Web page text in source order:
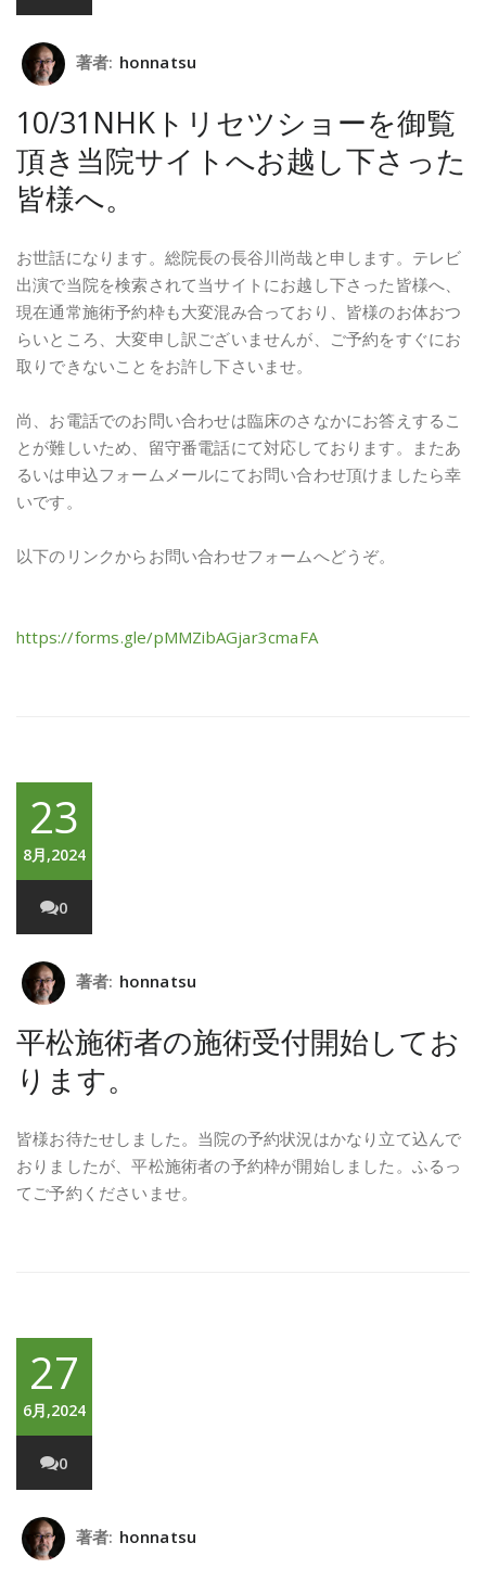
著者: honnatsu
10/31NHKトリセツショーを御覧
頂き当院サイトへお越し下さった
皆様へ。
お世話になります。総院長の長谷川尚哉と申します。テレビ
出演で当院を検索されて当サイトにお越し下さった皆様へ、
現在通常施術予約枠も大変混み合っており、皆様のお体おつ
らいところ、大変申し訳ございませんが、ご予約をすぐにお
取りできないことをお許し下さいませ。
尚、お電話でのお問い合わせは臨床のさなかにお答えするこ
とが難しいため、留守番電話にて対応しております。またあ
るいは申込フォームメールにてお問い合わせ頂けましたら幸
いです。
以下のリンクからお問い合わせフォームへどうぞ。
https://forms.gle/pMMZibAGjar3cmaFA
23
8月,2024
0
著者: honnatsu
平松施術者の施術受付開始してお
ります。
皆様お待たせしました。当院の予約状況はかなり立て込んで
おりましたが、平松施術者の予約枠が開始しました。ふるっ
てご予約くださいませ。
27
6月,2024
0
著者: honnatsu